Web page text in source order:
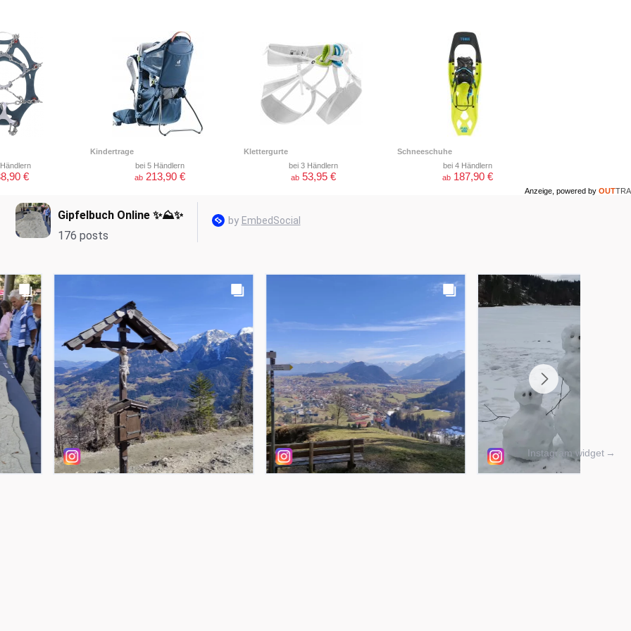
€
Kindertrage
bei 5 Händlern
ab 213,90 €
Klettergurte
bei 3 Händlern
ab 53,95 €
Schneeschuhe
bei 4 Händlern
ab 187,90 €
Anzeige, powered by OUTTRA
Instagram widget →